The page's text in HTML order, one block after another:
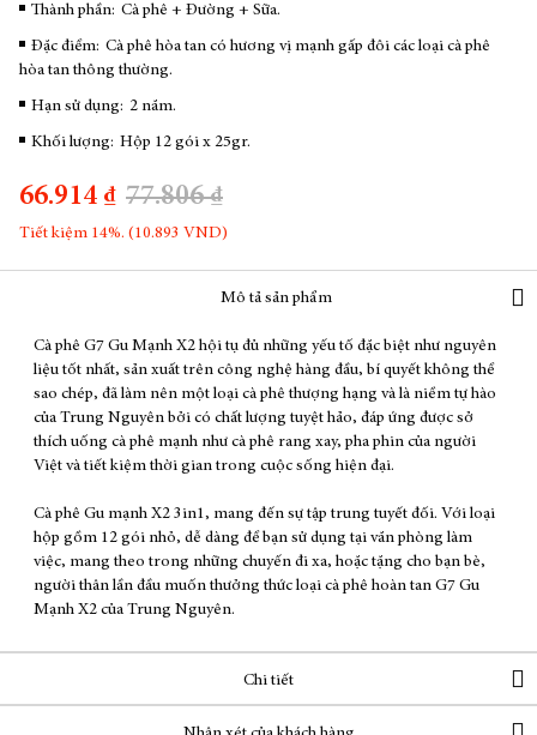
Thành phần: Cà phê + Đường + Sữa.
Đặc điểm: Cà phê hòa tan có hương vị mạnh gấp đôi các loại cà phê
hòa tan thông thường.
Hạn sử dụng: 2 năm.
Khối lượng: Hộp 12 gói x 25gr.
77.806 ₫
66.914 ₫
Tiết kiệm 14%. (10.893 VND)
Mô tả sản phẩm
Cà phê G7 Gu Mạnh X2 hội tụ đủ những yếu tố đặc biệt như nguyên
liệu tốt nhất, sản xuất trên công nghệ hàng đầu, bí quyết không thể
sao chép, đã làm nên một loại cà phê thượng hạng và là niềm tự hào
của Trung Nguyên bởi có chất lượng tuyệt hảo, đáp ứng được sở
thích uống cà phê mạnh như cà phê rang xay, pha phin của người
Việt và tiết kiệm thời gian trong cuộc sống hiện đại.
Cà phê Gu mạnh X2 3in1, mang đến sự tập trung tuyết đối. Với loại
hộp gồm 12 gói nhỏ, dễ dàng để bạn sử dụng tại văn phòng làm
việc, mang theo trong những chuyến đi xa, hoặc tặng cho bạn bè,
người thân lần đầu muốn thưởng thức loại cà phê hoàn tan G7 Gu
Mạnh X2 của Trung Nguyên.
Chi tiết